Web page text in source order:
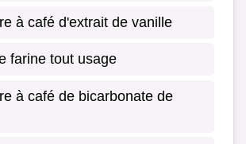
à café d'extrait de vanille
farine tout usage
à café de bicarbonate de